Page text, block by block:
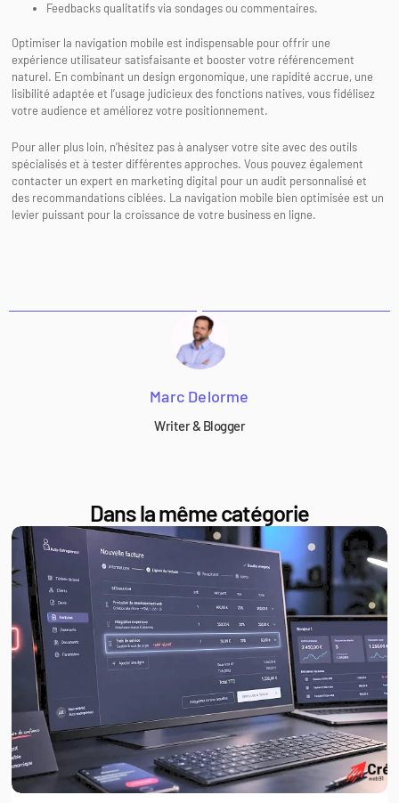
Feedbacks qualitatifs via sondages ou commentaires.
Optimiser la navigation mobile est indispensable pour offrir une
expérience utilisateur satisfaisante et booster votre référencement
naturel. En combinant un design ergonomique, une rapidité accrue, une
lisibilité adaptée et l’usage judicieux des fonctions natives, vous fidélisez
votre audience et améliorez votre positionnement.
Pour aller plus loin, n’hésitez pas à analyser votre site avec des outils
spécialisés et à tester différentes approches. Vous pouvez également
contacter un expert en marketing digital pour un audit personnalisé et
des recommandations ciblées. La navigation mobile bien optimisée est un
levier puissant pour la croissance de votre business en ligne.
Marc Delorme
Writer & Blogger
Dans la même catégorie